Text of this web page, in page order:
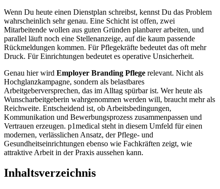
Wenn Du heute einen Dienstplan schreibst, kennst Du das Problem
wahrscheinlich sehr genau. Eine Schicht ist offen, zwei
Mitarbeitende wollen aus guten Gründen planbarer arbeiten, und
parallel läuft noch eine Stellenanzeige, auf die kaum passende
Rückmeldungen kommen. Für Pflegekräfte bedeutet das oft mehr
Druck. Für Einrichtungen bedeutet es operative Unsicherheit.
Genau hier wird Employer Branding Pflege relevant. Nicht als
Hochglanzkampagne, sondern als belastbares
Arbeitgeberversprechen, das im Alltag spürbar ist. Wer heute als
Wunscharbeitgeberin wahrgenommen werden will, braucht mehr als
Reichweite. Entscheidend ist, ob Arbeitsbedingungen,
Kommunikation und Bewerbungsprozess zusammenpassen und
Vertrauen erzeugen. p1medical steht in diesem Umfeld für einen
modernen, verlässlichen Ansatz, der Pflege- und
Gesundheitseinrichtungen ebenso wie Fachkräften zeigt, wie
attraktive Arbeit in der Praxis aussehen kann.
Inhaltsverzeichnis